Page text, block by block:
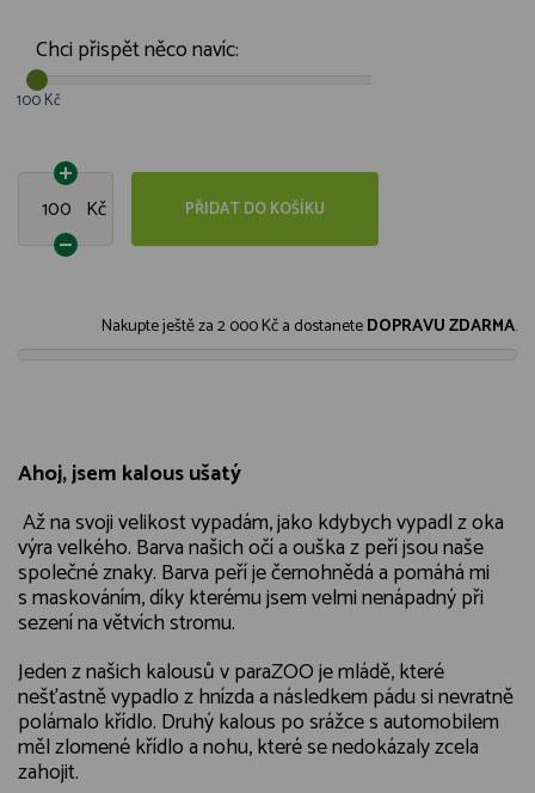
Chci přispět něco navíc:
100 Kč
Kč PŘIDAT DO KOŠÍKU
Nakupte ještě za2 000 Kča dostaneteDOPRAVU ZDARMA.
Ahoj, jsem kalous ušatý
Až na svoji velikost vypadám, jako kdybych vypadl z oka
výra velkého. Barva našich očí a ouška z peří jsou naše
společné znaky. Barva peří je černohnědá a pomáhá mi
s maskováním, díky kterému jsem velmi nenápadný při
sezení na větvích stromu.
Jeden z našich kalousů v paraZOO je mládě, které
nešťastně vypadlo z hnízda a následkem pádu si nevratně
polámalo křídlo. Druhý kalous po srážce s automobilem
měl zlomené křídlo a nohu, které se nedokázaly zcela
zahojit.